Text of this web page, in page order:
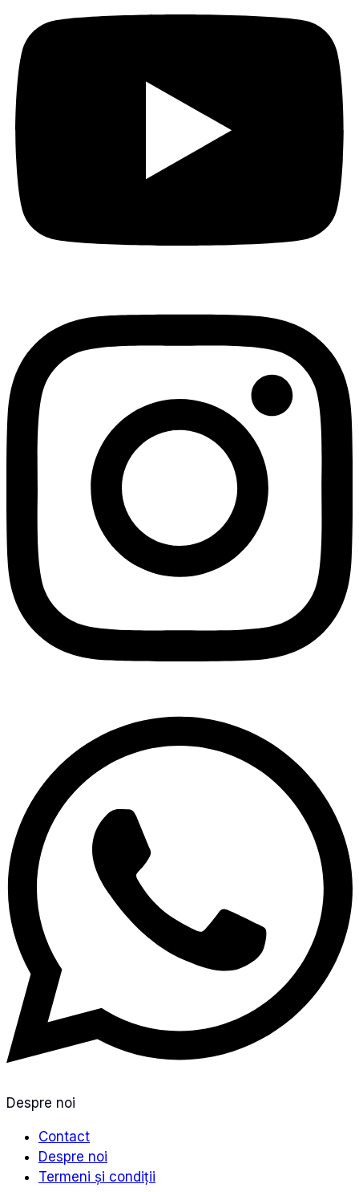
Despre noi
Contact
Despre noi
Termeni și condiții